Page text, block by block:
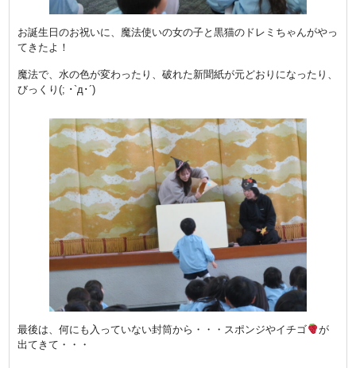
お誕生日のお祝いに、魔法使いの女の子と黒猫のドレミちゃんがやっ
てきたよ！
魔法で、水の色が変わったり、破れた新聞紙が元どおりになったり、
びっくり(; ･`д･´)
最後は、何にも入っていない封筒から・・・スポンジやイチゴ
が
出てきて・・・